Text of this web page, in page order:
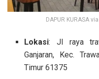
DAPUR KURASA
Lokasi: Jl raya
Ganjaran, Kec.
Timur 61375